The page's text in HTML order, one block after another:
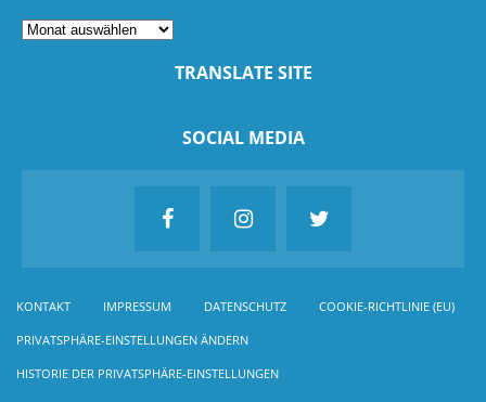
TRANSLATE SITE
SOCIAL MEDIA
KONTAKT IMPRESSUM DATENSCHUTZ COOKIE-RICHTLINIE (EU)
PRIVATSPHÄRE-EINSTELLUNGEN ÄNDERN
HISTORIE DER PRIVATSPHÄRE-EINSTELLUNGEN